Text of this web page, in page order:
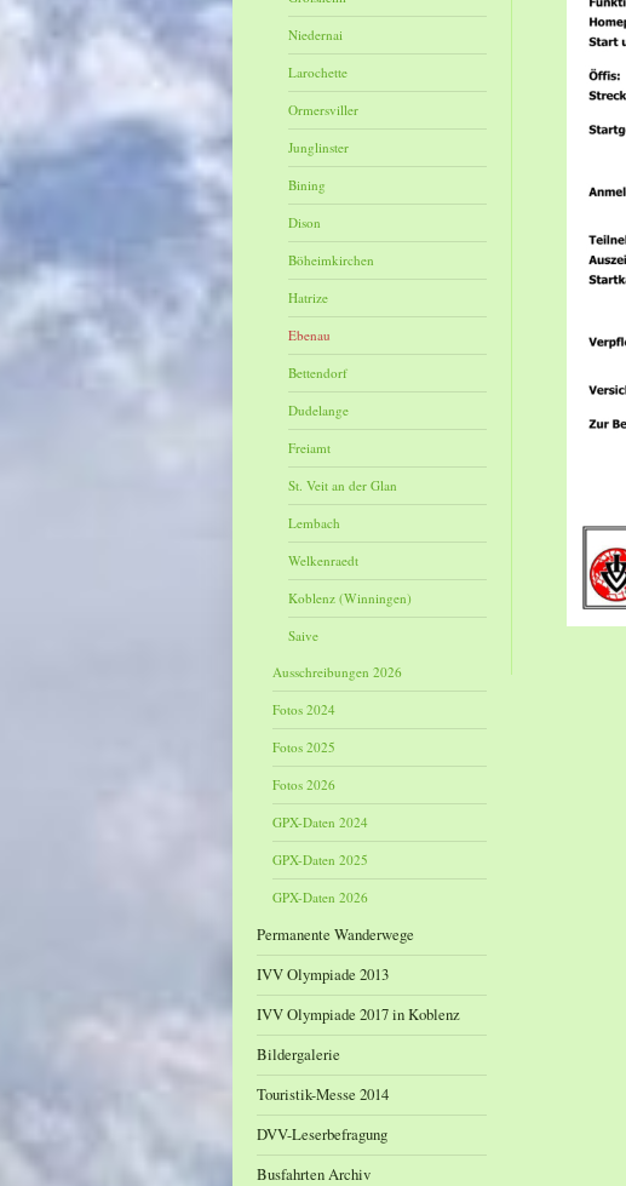
Niedernai
Larochette
Ormersviller
Junglinster
Bining
Dison
Böheimkirchen
Hatrize
Ebenau
Bettendorf
Dudelange
Freiamt
St. Veit an der Glan
Lembach
Welkenraedt
Koblenz (Winningen)
Saive
Ausschreibungen 2026
Fotos 2024
Fotos 2025
Fotos 2026
GPX-Daten 2024
GPX-Daten 2025
GPX-Daten 2026
Permanente Wanderwege
IVV Olympiade 2013
IVV Olympiade 2017 in Koblenz
Bildergalerie
Touristik-Messe 2014
DVV-Leserbefragung
Busfahrten Archiv